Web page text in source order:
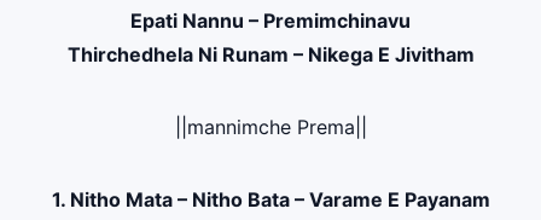
Epati Nannu – Premimchinavu
Thirchedhela Ni Runam – Nikega E Jivitham
||mannimche Prema||
1. Nitho Mata – Nitho Bata – Varame E Payanam